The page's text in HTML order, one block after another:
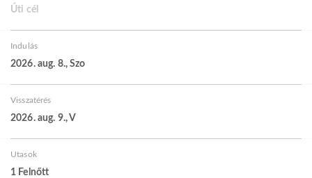
Úti cél
Indulás
2026. aug. 8., Szo
Visszatérés
2026. aug. 9., V
Utasok
1 Felnőtt